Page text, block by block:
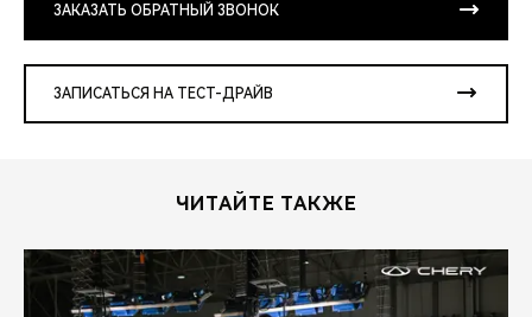
ЗАКАЗАТЬ ОБРАТНЫЙ ЗВОНОК
ЗАПИСАТЬСЯ НА ТЕСТ-ДРАЙВ
ЧИТАЙТЕ ТАКЖЕ